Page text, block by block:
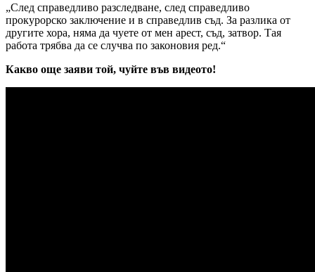
„След справедливо разследване, след справедливо
прокурорско заключение и в справедлив съд. За разлика от
другите хора, няма да чуете от мен арест, съд, затвор. Тая
работа трябва да се случва по законовия ред.“
Какво още заяви той, чуйте във видеото!